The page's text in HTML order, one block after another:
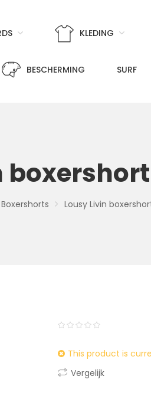
KLEDING
BESCHERMING SURF
Boxershorts Lousy Livin
out
of
This product is
Vergelijk